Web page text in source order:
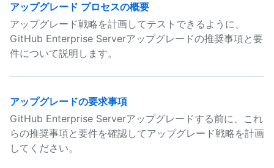
アップグレード プロセスの概要
アップグレード戦略を計画してテストできるように、
GitHub Enterprise Serverアップグレードの推奨事項と要
件について説明します。
アップグレードの要求事項
GitHub Enterprise Serverアップグレードする前に、これ
らの推奨事項と要件を確認してアップグレード戦略を計画
してください。